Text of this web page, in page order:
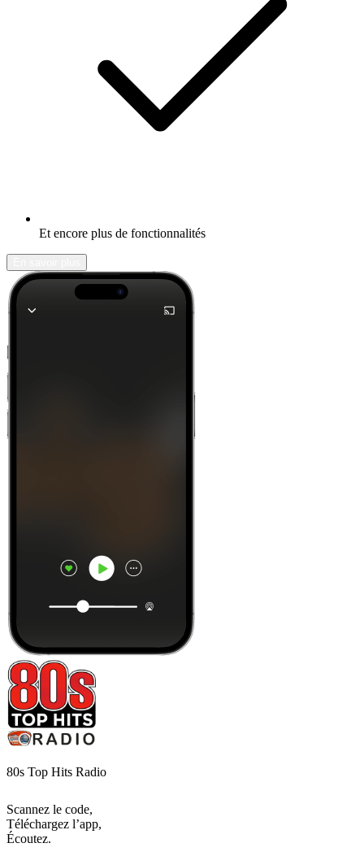
Et encore plus de fonctionnalités
80s Top Hits Radio
Scannez le code,
Téléchargez l’app,
Écoutez.